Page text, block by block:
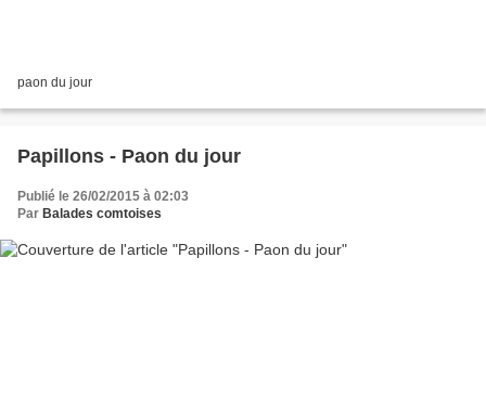
paon du jour
Papillons - Paon du jour
Publié le 26/02/2015 à 02:03
Par Balades comtoises